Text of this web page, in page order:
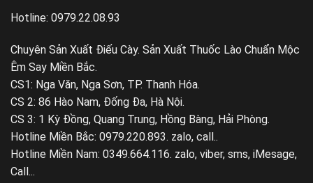
Hotline: 0979.22.08.93
Chuyên Sản Xuất Điếu Cày. Sản Xuất Thuốc Lào Chuẩn Mộc
Êm Say Miền Bắc.
CS1: Nga Văn, Nga Sơn, TP. Thanh Hóa.
CS 2: 86 Hào Nam, Đống Đa, Hà Nội.
CS 3: 1 Kỳ Đồng, Quang Trung, Hồng Bàng, Hải Phòng.
Hotline Miền Bắc: 0979.220.893. zalo, call..
Hotline Miền Nam: 0349.664.116. zalo, viber, sms, iMesage,
Call...